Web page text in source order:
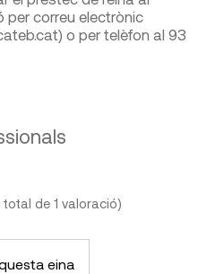
per correu electrònic
o per telèfon al 93
de 1 valoració)
eina